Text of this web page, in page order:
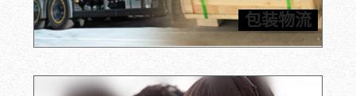
包装物流
用五层瓦楞纸箱/木箱双重保险，结实耐用，确保产品的
运输保障，为客户提供合理节省的运输方案。